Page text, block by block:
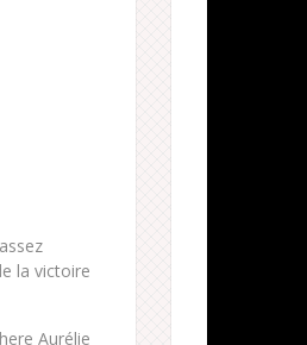
la victoire
Aurélie